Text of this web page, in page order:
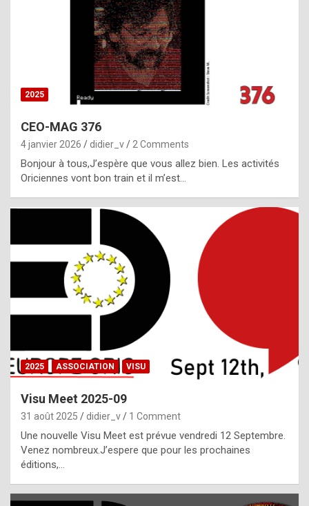
s
t
o
r
p
e
c
i
l
,
g
h
t
f
2025
CEO-MAG 376
4 janvier 2026 didier_v 2 Comments
Bonjour à tous,J’espère que vous allez bien. Les activités
Oriciennes vont bon train et il m’est…
2025 ASSOCIATION VISU
Visu Meet 2025-09
31 août 2025 didier_v 1 Comment
Une nouvelle Visu Meet est prévue vendredi 12 Septembre.
Venez nombreux.J’espere que pour les prochaines
éditions,…